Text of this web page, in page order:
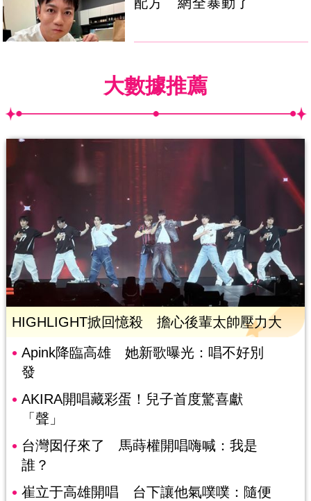
大數據推薦
HIGHLIGHT掀回憶殺 擔心後輩太帥壓力大
Apink降臨高雄 她新歌曝光：唱不好別
發
AKIRA開唱藏彩蛋！兒子首度驚喜獻
「聲」
台灣囡仔來了 馬蒔權開唱嗨喊：我是
誰？
崔立于高雄開唱 台下讓他氣噗噗：隨便